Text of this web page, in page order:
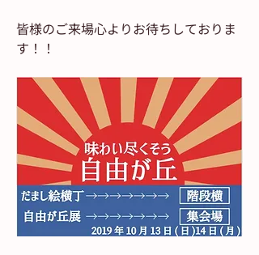
皆様のご来場心よりお待ちしておりま
す！！